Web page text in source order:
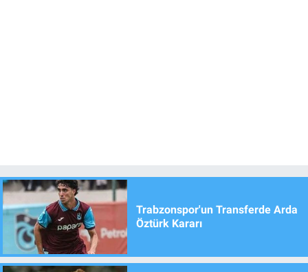
Trabzonspor'un Transferde Arda
Öztürk Kararı